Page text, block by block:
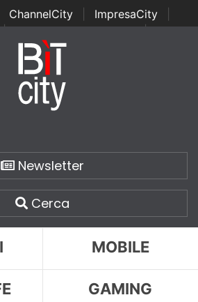
ChannelCity ImpresaCity
Italian Channel Awards | Italian
Italian Security Awards
Newsletter
Cerca
MOBILE
GAMING